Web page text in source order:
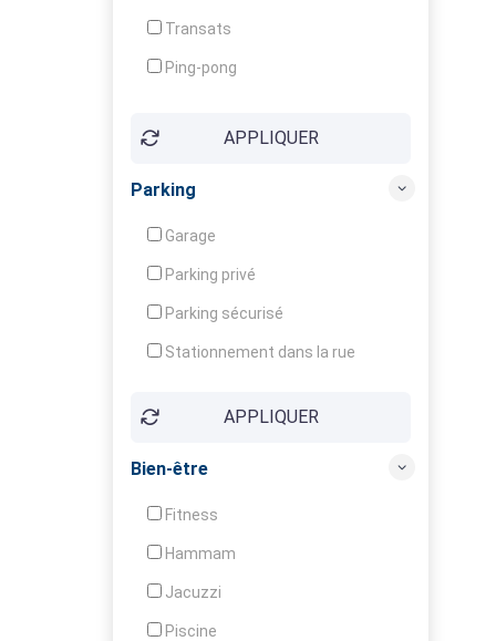
Transats
Ping-pong
Jeux d'enfantsAPPLIQUER
Parking
Garage
Parking privé
Parking sécurisé
Stationnement dans la rue
APPLIQUER
Bien-être
Fitness
Hammam
Jacuzzi
Piscine